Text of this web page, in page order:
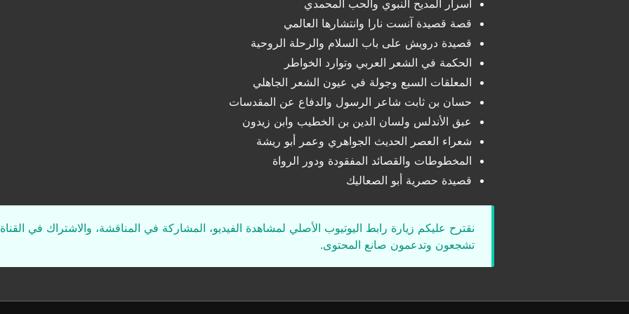
أسرار المديح النبوي والحب المحمدي
قصة قصيدة آنست نارا وانتشارها العالمي
قصيدة درويش على باب السلام والرحلة الروحية
الحكمة في الشعر العربي وتوارد الخواطر
المعلقات السبع وجولة في عيون الشعر الجاهلي
حسان بن ثابت شاعر الرسول والدفاع عن المقدسات
عبق الأندلس ولسان الدين بن الخطيب وابن زيدون
شعراء العصر الحديث الجواهري وعمر أبو ريشة
المخطوطات والقصائد المفقودة ودور الرواة
قصيدة حصرية أبو الصعاليك
نقترح عليكم زيارة رابط اليوتيوب الأصلي لمشاهدة الفيديو، المشاركة في المناقشة، والاشتراك في
تشجعون وتدعمون صانع المحتوى.